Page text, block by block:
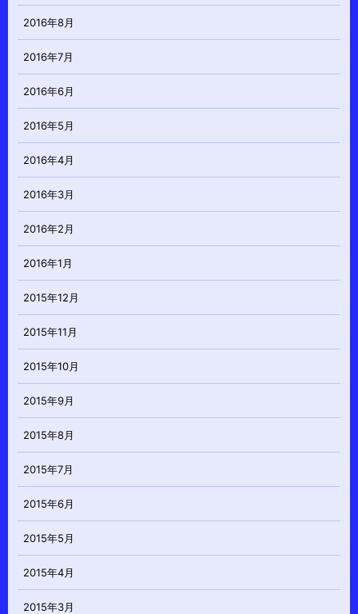
2016年8月
2016年7月
2016年6月
2016年5月
2016年4月
2016年3月
2016年2月
2016年1月
2015年12月
2015年11月
2015年10月
2015年9月
2015年8月
2015年7月
2015年6月
2015年5月
2015年4月
2015年3月